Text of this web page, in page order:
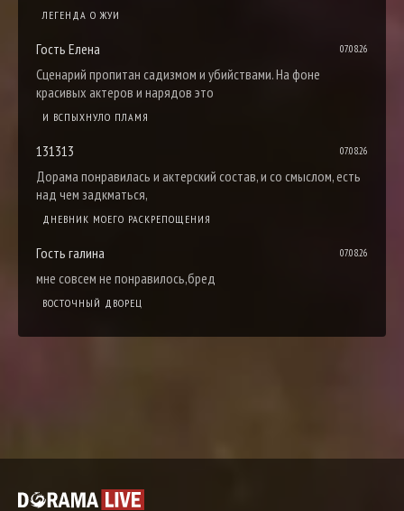
ЛЕГЕНДА О ЖУИ
Гость Елена 07.08.26
Сценарий пропитан садизмом и убийствами. На фоне
красивых актеров и нарядов это
И ВСПЫХНУЛО ПЛАМЯ
131313 07.08.26
Дорама понравилась и актерский состав, и со смыслом, есть
над чем задкматься,
ДНЕВНИК МОЕГО РАСКРЕПОЩЕНИЯ
Гость галина 07.08.26
мне совсем не понравилось,бред
ВОСТОЧНЫЙ ДВОРЕЦ